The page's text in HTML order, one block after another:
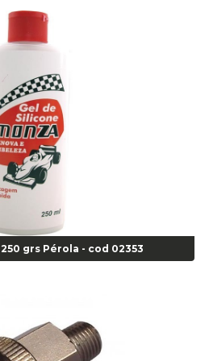
01856
x 1.3/16" 29840 - Gedore - Cod 02174
Bico Curvo - Gedore A21 - Cod 00895
Curvo - Gedore J21 - Cod 00893
Câmbio 8134 Gedore - Cod 02008
- Cod 03078
11" - Corneta - Cod 03113
00133
- Amarelo - Cod 00517
Verde - Cod 00518
- Branco - Cod 01466
- Marrom - Cod 01467
- Preto - Cod 01335
grs Pérola - cod 02353